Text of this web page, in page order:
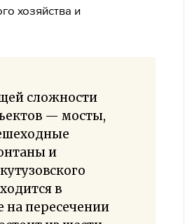
хозяйства и
сложности
— мосты,
и
в
на пересечении